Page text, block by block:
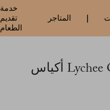
المتاجر
خدمة
تقديم
الطعام
Lychee Oolong - 5 أكياس